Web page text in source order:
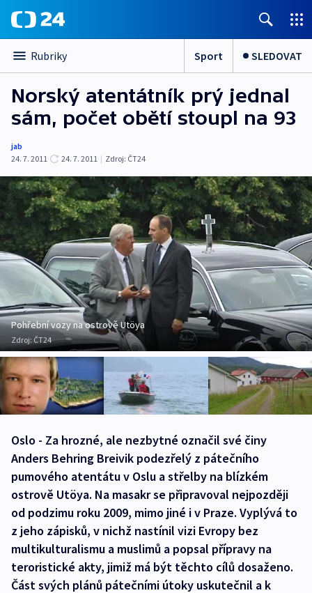
Rubriky Sport SLEDOVAT
Norský atentátník prý jednal
sám, počet obětí stoupl na 93
jab
24. 7. 2011
24. 7. 2011 | Zdroj: ČT24
Pohřební vozy na ostrově Utöya
Zdroj: ČT24
Oslo - Za hrozné, ale nezbytné označil své činy
Anders Behring Breivik podezřelý z pátečního
pumového atentátu v Oslu a střelby na blízkém
ostrově Utöya. Na masakr se připravoval nejpozději
od podzimu roku 2009, mimo jiné i v Praze. Vyplývá to
z jeho zápisků, v nichž nastínil vizi Evropy bez
multikulturalismu a muslimů a popsal přípravy na
teroristické akty, jimiž má být těchto cílů dosaženo.
Část svých plánů pátečními útoky uskutečnil a k